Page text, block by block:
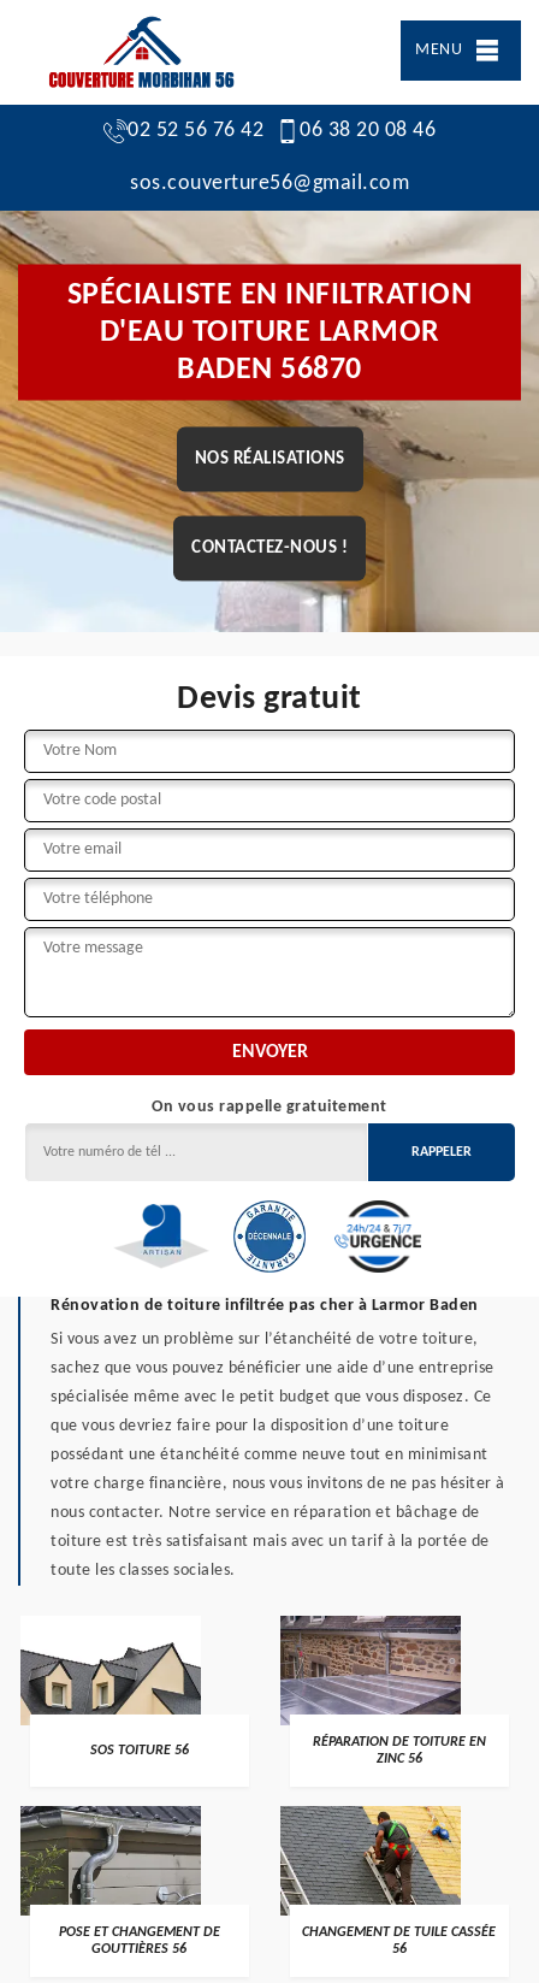
MENU
02 52 56 76 42 06 38 20 08 46
sos.couverture56@gmail.com
SPÉCIALISTE EN INFILTRATION
D'EAU TOITURE LARMOR
BADEN 56870
NOS RÉALISATIONS
CONTACTEZ-NOUS !
Devis gratuit
On vous rappelle gratuitement
Rénovation de toiture infiltrée pas cher à Larmor Baden
Si vous avez un problème sur l’étanchéité de votre toiture,
sachez que vous pouvez bénéficier une aide d’une entreprise
spécialisée même avec le petit budget que vous disposez. Ce
que vous devriez faire pour la disposition d’une toiture
possédant une étanchéité comme neuve tout en minimisant
votre charge financière, nous vous invitons de ne pas hésiter à
nous contacter. Notre service en réparation et bâchage de
toiture est très satisfaisant mais avec un tarif à la portée de
toute les classes sociales.
>
SOS TOITURE 56 >
RÉPARATION DE TOITURE EN
ZINC 56
>
POSE ET CHANGEMENT DE
GOUTTIÈRES 56
>
CHANGEMENT DE TUILE CASSÉE
56